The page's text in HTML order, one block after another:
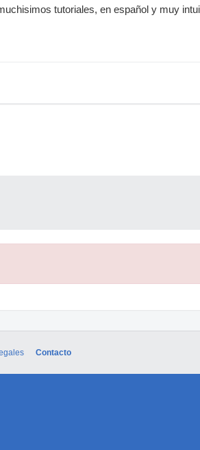
tutoriales, en español y muy
Contacto